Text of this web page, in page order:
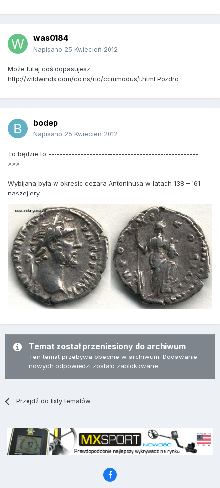
was0184
Napisano 25 Kwiecień 2012
Może tutaj coś dopasujesz.
http://wildwinds.com/coins/ric/commodus/i.html Pozdro
bodep
Napisano 25 Kwiecień 2012
To będzie to ---------------------------------------------------
>>>
Wybijana była w okresie cezara Antoninusa w latach 138 – 161
naszej ery
Temat został przeniesiony do archiwum
Ten temat przebywa obecnie w archiwum. Dodawanie
nowych odpowiedzi zostało zablokowane.
Przejdź do listy tematów